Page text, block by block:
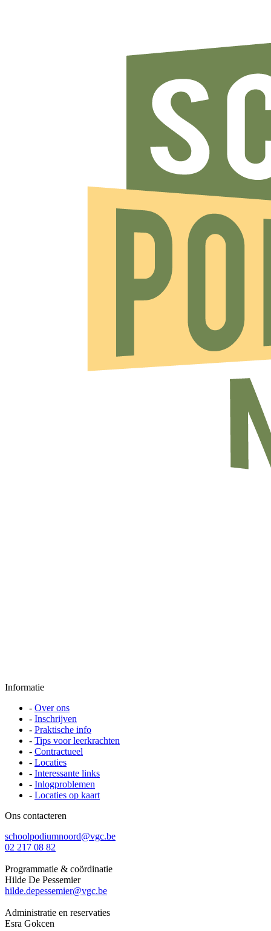
Informatie
- Over ons
- Inschrijven
- Praktische info
- Tips voor leerkrachten
- Contractueel
- Locaties
- Interessante links
- Inlogproblemen
- Locaties op kaart
Ons contacteren
schoolpodiumnoord@vgc.be
02 217 08 82
Programmatie & coördinatie
Hilde De Pessemier
hilde.depessemier@vgc.be
Administratie en reservaties
Esra Gokcen